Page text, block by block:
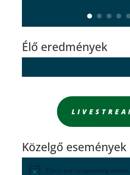
Élő eredmények
Közelgő események
There are no upcoming events.